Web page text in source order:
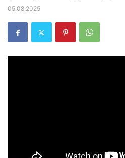
05.08.2025